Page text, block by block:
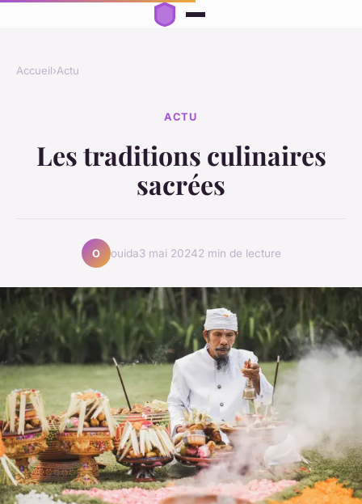
Accueil›Actu
ACTU
Les traditions culinaires
sacrées
O ouida3 mai 20242 min de lecture